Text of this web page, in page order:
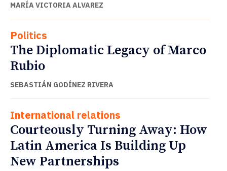
MARÍA VICTORIA ALVAREZ
Politics
The Diplomatic Legacy of Marco
Rubio
SEBASTIÁN GODÍNEZ RIVERA
International relations
Courteously Turning Away: How
Latin America Is Building Up
New Partnerships